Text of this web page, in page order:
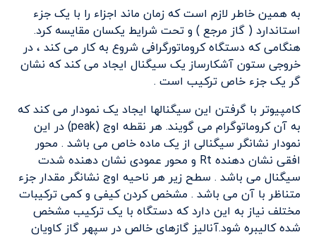
به همین خاطر لازم است که زمان ماند اجزاء را با یک جزء
استاندارد ( گاز مرجع ) و تحت شرایط یکسان مقایسه کرد.
هنگامی که دستگاه کروماتورگرافی شروع به کار می کند ، در
خروجی ستون آشکارساز یک سیگنال ایجاد می کند که نشان
گر یک جزء خاص ترکیب است .
کامپیوتر با گرفتن این سیگنالها ایجاد یک نمودار می کند که
به آن کروماتوگرام می گویند. هر نقطه اوج (peak) در این
نمودار نشانگر سیگنالی از یک ماده خاص می باشد . محور
افقی نشان دهنده Rt و محور عمودی نشان دهنده شدت
سیگنال می باشد . سطح زیر هر ناحیه اوج نشانگر مقدار جزء
متناظر با آن می باشد . مشخص کردن کیفی و کمی ترکیبات
مختلف نیاز به این دارد که دستگاه با یک ترکیب مشخص
شده کالیبره شود.آنالیز گازهای خالص در سپهر گاز کاویان